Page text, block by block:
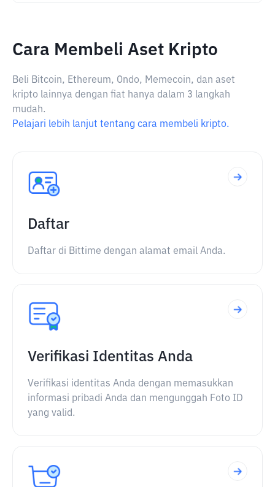
Cara Membeli Aset Kripto
Beli Bitcoin, Ethereum, Ondo, Memecoin, dan aset
kripto lainnya dengan fiat hanya dalam 3 langkah
mudah.
Pelajari lebih lanjut tentang cara membeli kripto.
Daftar
Daftar di Bittime dengan alamat email Anda.
Verifikasi Identitas Anda
Verifikasi identitas Anda dengan memasukkan
informasi pribadi Anda dan mengunggah Foto ID
yang valid.